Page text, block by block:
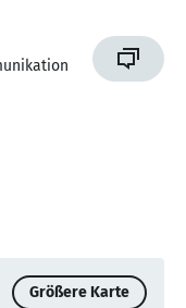
Größere Karte